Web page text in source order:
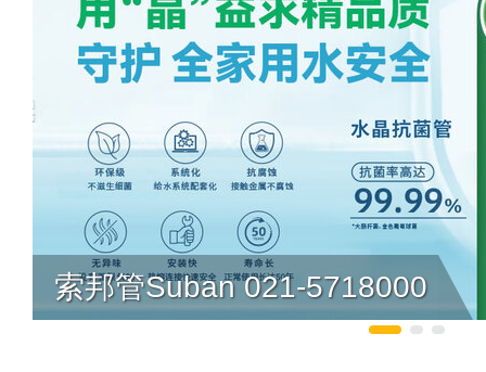
索邦管Suban 021-5718000